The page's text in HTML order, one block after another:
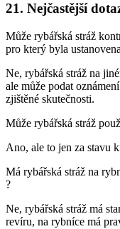
21. Nejčastější
Může rybářská stráž
pro který byla
Ne, rybářská stráž na
ale může podat
zjištěné skutečnosti.
Může rybářská stráž
Ano, ale to jen za stavu
Má rybářská stráž na
?
Ne, rybářská stráž má
revíru, na rybníce má